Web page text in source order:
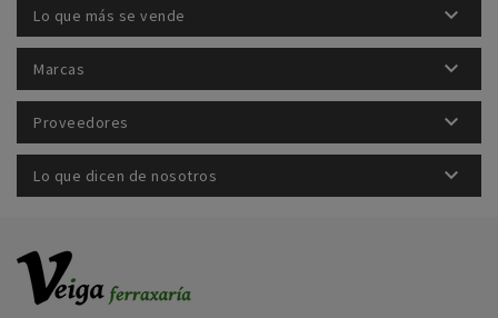
Lo que más se vende 
Marcas 
Proveedores 
Lo que dicen de nosotros 